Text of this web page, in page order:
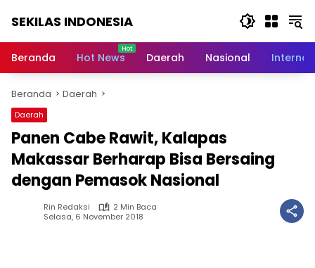
SEKILAS INDONESIA
Terkini,
Latest
World,
Headlines,
News
Today
Beranda Hot News Daerah Nasional
Beranda Daerah
Daerah
Panen Cabe Rawit, Kalapas
Makassar Berharap Bisa Bersaing
dengan Pemasok Nasional
Rin Redaksi
2 Min Baca
Selasa, 6 November 2018